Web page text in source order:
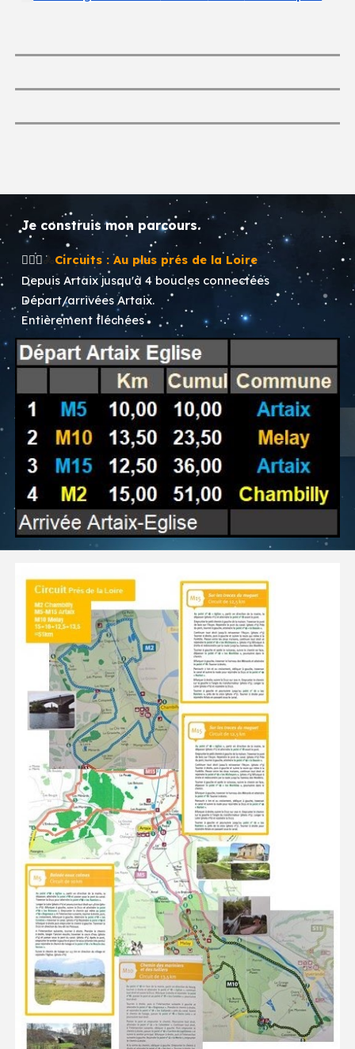
Je construis mon parcours.
🚶🏻‍♂️ 🚴 Circuits :Au plus prés de la Loire
Depuis Artaix jusqu'à 4 boucles connectées
Départ/arrivées Artaix.
Entièrement fléchées